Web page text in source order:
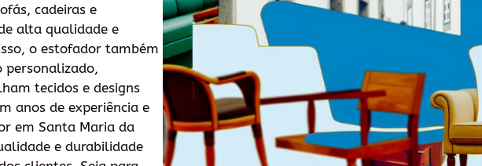
cadeiras e
alta qualidade e
o estofador também
personalizado,
tecidos e designs
anos de experiência e
em Santa Maria da
e durabilidade